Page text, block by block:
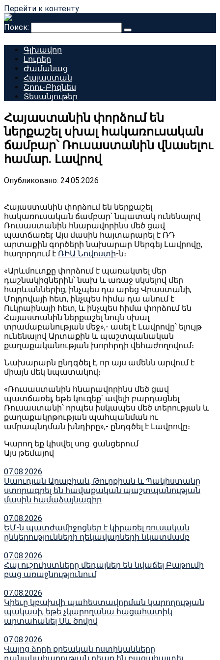
Перейти к контенту
Поиск:
Գլխավոր
Լուրեր
Ժամանաց
Հայաստան
Շոու-Բիզնես
Տեսանյութեր
Հայաստանին փորձում են
ներքաշել սխալ հակառուսական
ճամբար՝ Ռուսաստանին վնաuելու
համար. Լավրով
Опубликовано: 24.05.2026
Հայաստանին փորձում են ներքաշել
հակառուսական ճամբար՝ նպատակ ունենալով
Ռուսաստանին հնարավորինս մեծ ցավ
պատճառել: Այս մասին հայտարարել է ՌԴ
արտաքին գործերի նախարար Սերգեյ Լավրովը,
հաղորդում է ՌԻԱ Նովոստի-ն։
«Արևմուտքը փորձում է պառակտել մեր
դաշնակիցներին՝ նախ և առաջ սկսելով մեր
հարևաններից, ինչպես դա արեց Վրաստանի,
Մոլդովայի հետ, ինչպես հիմա դա անում է
Ուկրաինայի հետ, և ինչպես հիմա փորձում են
Հայաստանին ներքաշել նույն սխալ
տրամաբանության մեջ»,- ասել է Լավրովը՝ ելույթ
ունենալով Արտաքին և պաշտպանական
քաղաքականության խորհրդի վեհաժողովում։
Նախարարն ընդգծել է, որ այս ամենն արվում է
միայն մեկ նպատակով։
«Ռուսաստանին հնարավորինս մեծ ցավ
պատճառել, եթե կուզեք՝ ավելի բարդացնել
Ռուսաստանի՝ որպես իսկապես մեծ տերության և
քաղաքակրթության պահպանման ու
ամրապնդման խնդիրը»,- ընդգծել է Լավրովը։
Կարող եք կիսվել սոց․ ցանցերում
Այս թեմայով
07.08.2026
Սաուդյան Արաբիան, Թուրքիան և Պակիստանը
ստորագրել են հավաքական պաշտպանության
մասին համաձայնագիր
07.08.2026
ԵՄ-ն պատժամիջոցներ է կիրառել ռուսական
ընկերությունների ղեկավարների նկատմամբ
07.08.2026
Հայ ուշուիստները մեդալներ են նվաճել Բաթումի
բաց առաջնությունում
07.08.2026
Կիեւը կբախվի պահեստավորման կարողության
պակասի, եթե չկարողանա հացահատիկ
արտահանել Սև ծովով
07.08.2026
Վայոց ձորի քրեական ոստիկանները